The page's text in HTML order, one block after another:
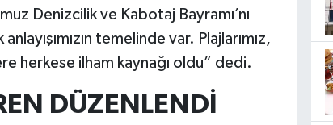
Denizcilik ve Kabotaj Bayramı’nı
temelinde var. Plajlarımız,
herkese ilham kaynağı oldu” dedi.
DÜZENLENDİ